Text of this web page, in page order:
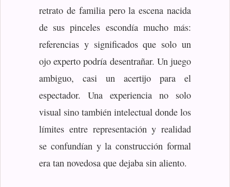
retrato de familia pero la escena nacida
de sus pinceles escondía mucho más:
referencias y significados que solo un
ojo experto podría desentrañar. Un juego
ambiguo, casi un acertijo para el
espectador. Una experiencia no solo
visual sino también intelectual donde los
límites entre representación y realidad
se confundían y la construcción formal
era tan novedosa que dejaba sin aliento.